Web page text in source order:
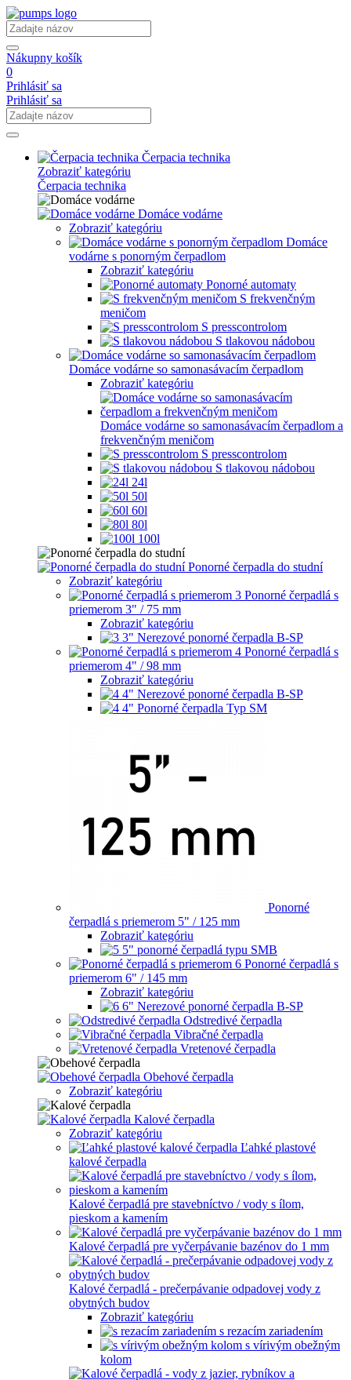
Nákupny košík
0
Prihlásiť sa
Prihlásiť sa
Čerpacia technika
Zobraziť kategóriu
Čerpacia technika
Domáce vodárne
Zobraziť kategóriu
Domáce
vodárne s ponorným čerpadlom
Zobraziť kategóriu
Ponorné automaty
S frekvenčným
meničom
S presscontrolom
S tlakovou nádobou
Domáce vodárne so samonasávacím čerpadlom
Zobraziť kategóriu
Domáce vodárne so samonasávacím čerpadlom a
frekvenčným meničom
S presscontrolom
S tlakovou nádobou
24l
50l
60l
80l
100l
Ponorné čerpadla do studní
Zobraziť kategóriu
Ponorné čerpadlá s
priemerom 3" / 75 mm
Zobraziť kategóriu
3" Nerezové ponorné čerpadla B-SP
Ponorné čerpadlá s
priemerom 4" / 98 mm
Zobraziť kategóriu
4" Nerezové ponorné čerpadla B-SP
4" Ponorné čerpadla Typ SM
Ponorné
čerpadlá s priemerom 5" / 125 mm
Zobraziť kategóriu
5" ponorné čerpadlá typu SMB
Ponorné čerpadlá s
priemerom 6" / 145 mm
Zobraziť kategóriu
6" Nerezové ponorné čerpadla B-SP
Odstredivé čerpadla
Vibračné čerpadla
Vretenové čerpadla
Obehové čerpadla
Zobraziť kategóriu
Kalové čerpadla
Zobraziť kategóriu
Ľahké plastové
kalové čerpadla
Kalové čerpadlá pre stavebníctvo / vody s ílom,
pieskom a kamením
Kalové čerpadlá pre vyčerpávanie bazénov do 1 mm
Kalové čerpadlá - prečerpávanie odpadovej vody z
obytných budov
Zobraziť kategóriu
s rezacím zariadením
s vírivým obežným
kolom